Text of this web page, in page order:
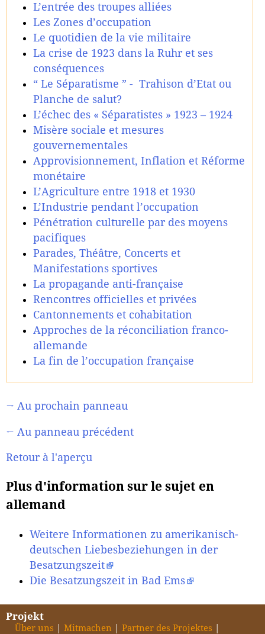
L’entrée des troupes alliées
Les Zones d’occupation
Le quotidien de la vie militaire
La crise de 1923 dans la Ruhr et ses
conséquences
“ Le Séparatisme ” - Trahison d’Etat ou
Planche de salut?
L’échec des « Séparatistes » 1923 – 1924
Misère sociale et mesures
gouvernementales
Approvisionnement, Inflation et Réforme
monétaire
L’Agriculture entre 1918 et 1930
L’Industrie pendant l’occupation
Pénétration culturelle par des moyens
pacifiques
Parades, Théâtre, Concerts et
Manifestations sportives
La propagande anti-française
Rencontres officielles et privées
Cantonnements et cohabitation
Approches de la réconciliation franco-
allemande
La fin de l’occupation française
→ Au prochain panneau
← Au panneau précédent
Retour à l'aperçu
Plus d'information sur le sujet en
allemand
Weitere Informationen zu amerikanisch-
deutschen Liebesbeziehungen in der
Besatzungszeit
Die Besatzungszeit in Bad Ems
Projekt
Über uns Mitmachen
Partner des Projektes